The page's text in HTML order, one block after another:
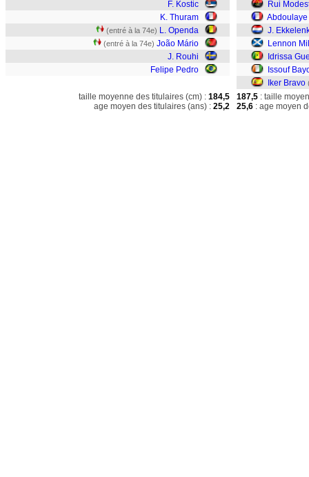
F. Kostic
K. Thuram
(entré à la 74e) L. Openda
(entré à la 74e) João Mário
J. Rouhi
Felipe Pedro
Rui
J.
Lennon
Idrissa
Issouf
Iker Bravo
taille moyenne des titulaires (cm) : 184,5
age moyen des titulaires (ans) : 25,2
187,5 : taille
25,6 : age moyen